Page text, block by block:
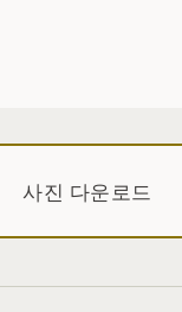
사진 다운로드